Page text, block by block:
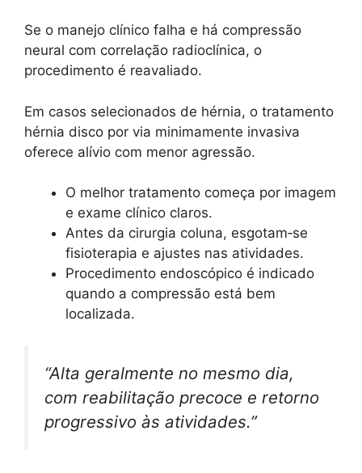
Se o manejo clínico falha e há compressão
neural com correlação radioclínica, o
procedimento é reavaliado.
Em casos selecionados de hérnia, o tratamento
hérnia disco por via minimamente invasiva
oferece alívio com menor agressão.
O melhor tratamento começa por imagem
e exame clínico claros.
Antes da cirurgia coluna, esgotam‑se
fisioterapia e ajustes nas atividades.
Procedimento endoscópico é indicado
quando a compressão está bem
localizada.
“Alta geralmente no mesmo dia,
com reabilitação precoce e retorno
progressivo às atividades.”